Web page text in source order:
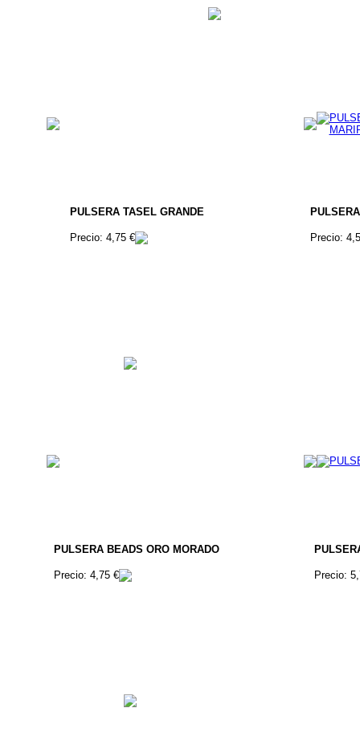
PULSERA TASEL GRANDE
Precio: 4,75 € Precio:
PULSERA BEADS ORO MORADO
Precio: 4,75 € Precio: